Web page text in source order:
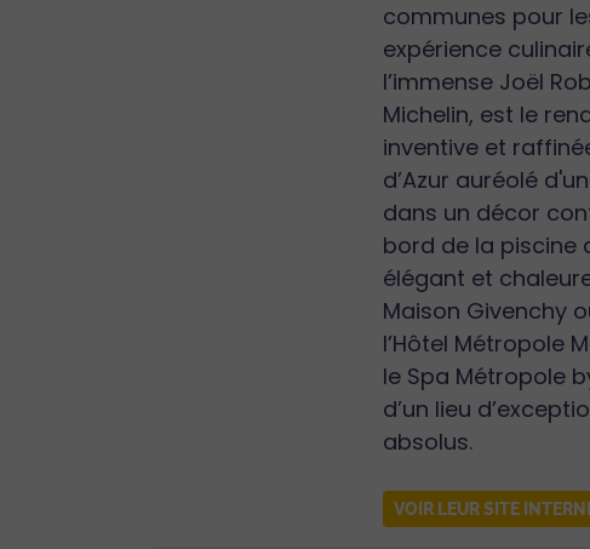
communes pour
expérience
l’immense Joël
Michelin, est le
inventive et
d’Azur auréolé
dans un décor
bord de la piscine
élégant et
Maison Givenchy
l’Hôtel Métropole
le Spa Métropole
d’un lieu
absolus.
VOIR LEUR SITE